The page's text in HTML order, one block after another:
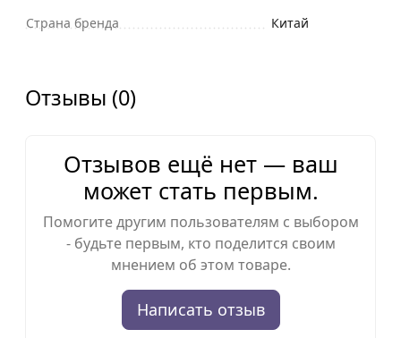
Страна бренда
Китай
Отзывы (0)
Отзывов ещё нет — ваш
может стать первым.
Помогите другим пользователям с выбором
- будьте первым, кто поделится своим
мнением об этом товаре.
Написать отзыв